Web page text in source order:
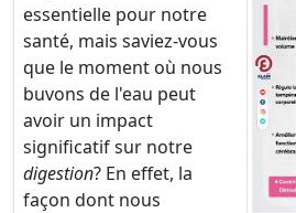
essentielle pour notre
santé, mais saviez-vous
que le moment où nous
buvons de l'eau peut
avoir un impact
significatif sur notre
digestion? En effet, la
façon dont nous